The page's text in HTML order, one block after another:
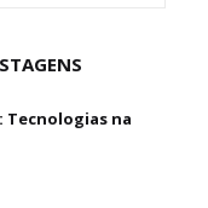
Tecnologias na